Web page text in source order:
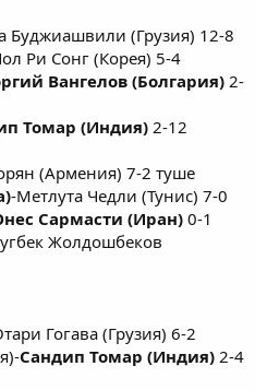
Буджиашвили (Грузия) 12-8
Ри Сонг (Корея) 5-4
Вангелов (Болгария) 2-
Томар (Индия) 2-12
(Армения) 7-2 туше
-Метлута Чедли (Тунис) 7-0
Сармасти (Иран) 0-1
Жолдошбеков
Гогава (Грузия) 6-2
Сандип Томар (Индия) 2-4